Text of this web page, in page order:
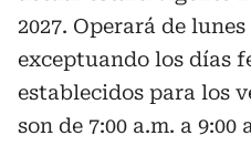
2027. Operará de
exceptuando los días
establecidos para los
son de 7:00 a.m. a 9:00